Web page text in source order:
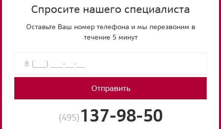
Спросите нашего специалиста
Оставьте Ваш номер телефона и мы перезвоним в
течение 5 минут
Отправить
(495) 137-98-50